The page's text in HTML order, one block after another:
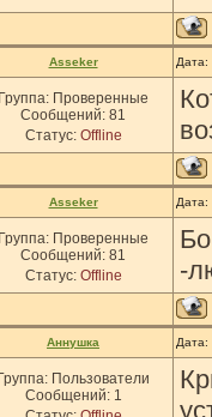
Asseker
Группа: Проверенные
Сообщений: 81
Статус: Offline
Asseker
Группа: Проверенные
Сообщений: 81
Статус: Offline
-
Аннушка Дата:
Группа: Пользователи
Сообщений: 1